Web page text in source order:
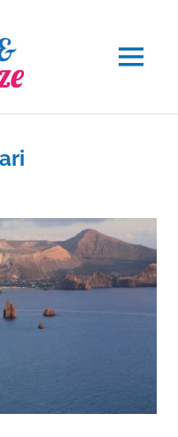
MENU